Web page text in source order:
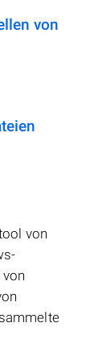
von
von